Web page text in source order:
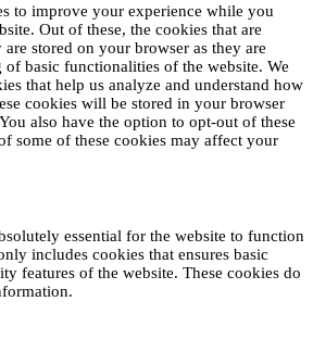
to improve your experience while you
Out of these, the cookies that are
are stored on your browser as they are
basic functionalities of the website. We
that help us analyze and understand how
cookies will be stored in your browser
also have the option to opt-out of these
some of these cookies may affect your
essential for the website to function
includes cookies that ensures basic
features of the website. These cookies do